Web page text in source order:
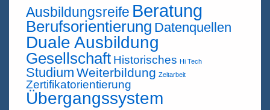
Ausbildungsreife Beratung
Berufsorientierung Datenquellen
Duale Ausbildung
Gesellschaft Historisches Hi Tech
Studium Weiterbildung Zeitarbeit
Zertifikatorientierung
Übergangssystem